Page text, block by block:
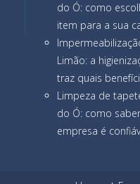
do Ó: como
item para a sua
Limão: a
traz quais
Limpeza de
do Ó: como
empresa é